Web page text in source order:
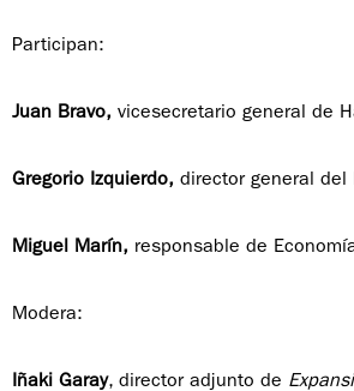
Participan:
Juan Bravo, vicesecretario general de
Gregorio Izquierdo, director general del
Miguel Marín, responsable de
Modera:
Iñaki Garay, director adjunto de